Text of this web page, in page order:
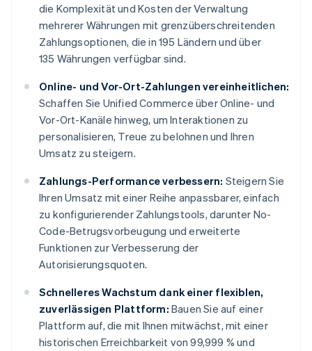
die Komplexität und Kosten der Verwaltung
mehrerer Währungen mit grenzüberschreitenden
Zahlungsoptionen, die in 195 Ländern und über
135 Währungen verfügbar sind.
Online- und Vor-Ort-Zahlungen vereinheitlichen:
Schaffen Sie Unified Commerce über Online- und
Vor-Ort-Kanäle hinweg, um Interaktionen zu
personalisieren, Treue zu belohnen und Ihren
Umsatz zu steigern.
Zahlungs-Performance verbessern: Steigern Sie
Ihren Umsatz mit einer Reihe anpassbarer, einfach
zu konfigurierender Zahlungstools, darunter No-
Code-Betrugsvorbeugung und erweiterte
Funktionen zur Verbesserung der
Autorisierungsquoten.
Schnelleres Wachstum dank einer flexiblen,
zuverlässigen Plattform: Bauen Sie auf einer
Plattform auf, die mit Ihnen mitwächst, mit einer
historischen Erreichbarkeit von 99,999 % und